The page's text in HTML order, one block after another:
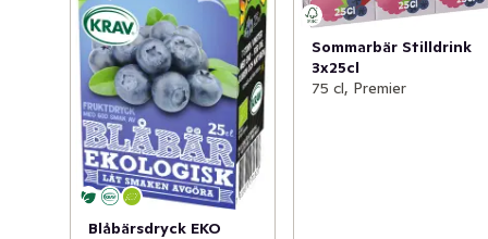
Blåbärsdryck EKO
Sommarbär Stilldrink
3x25cl
75 cl, Premier